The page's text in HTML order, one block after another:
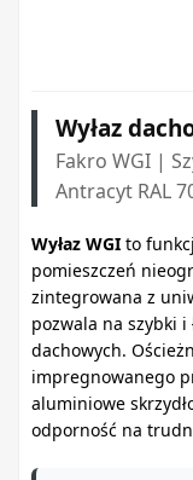
Wyłaz
Fakro WGI |
Antracyt RAL
Wyłaz WGI to
pomieszczeń
zintegrowana z
pozwala na szybki i
dachowych.
impregnowanego
aluminiowe
odporność na